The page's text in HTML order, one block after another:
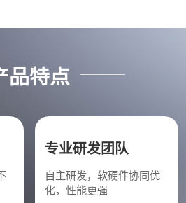
品特点
专业研发团队
自主研发，软硬件协同优
化，性能更强